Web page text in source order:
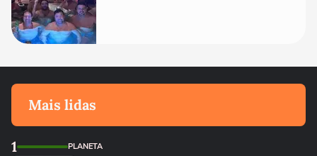
Mais lidas
1 PLANETA